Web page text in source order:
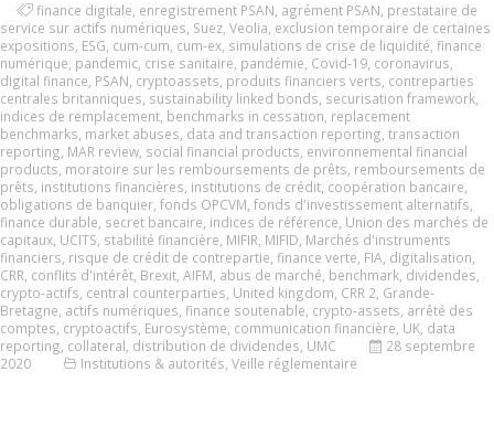
finance digitale enregistrement PSAN agrément PSAN prestataire de
service sur actifs numériques Suez Veolia exclusion temporaire de certaines
expositions ESG cum-cum cum-ex simulations de crise de liquidité finance
numérique pandemic crise sanitaire pandémie Covid-19 coronavirus
digital finance PSAN cryptoassets produits financiers verts contreparties
centrales britanniques sustainability linked bonds securisation framework
indices de remplacement benchmarks in cessation replacement
benchmarks market abuses data and transaction reporting transaction
reporting MAR review social financial products environnemental financial
products moratoire sur les remboursements de prêts remboursements de
prêts institutions financières institutions de crédit coopération bancaire
obligations de banquier fonds OPCVM fonds d'investissement alternatifs
finance durable secret bancaire indices de référence Union des marchés de
capitaux UCITS stabilité financière MIFIR MIFID Marchés d'instruments
financiers risque de crédit de contrepartie finance verte FIA digitalisation
CRR conflits d'intérêt Brexit AIFM abus de marché benchmark dividendes
crypto-actifs central counterparties United kingdom CRR 2 Grande-
Bretagne actifs numériques finance soutenable crypto-assets arrêté des
comptes cryptoactifs Eurosystème communication financière UK data
reporting collateral distribution de dividendes UMC
28 septembre
2020
Institutions & autorités Veille réglementaire